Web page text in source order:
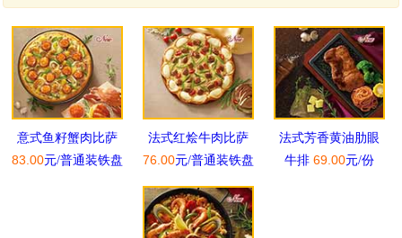
意式鱼籽蟹肉比萨
83.00元/普通装铁盘
法式红烩牛肉比萨
76.00元/普通装铁盘
法式芳香黄油肋眼
牛排 69.00元/份